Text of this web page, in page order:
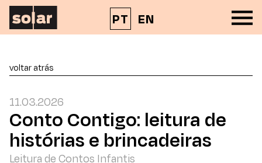
PT EN
voltar atrás
11.03.2026
Conto Contigo: leitura de
histórias e brincadeiras
Leitura de Contos Infantis